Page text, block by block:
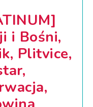
i Bośni,
Plitvice,